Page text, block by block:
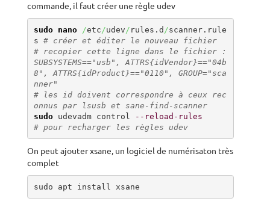
commande, il faut créer une règle udev
sudo nano /etc /udev / rules.d /scanner.rule
s # créer et éditer le nouveau fichier
# recopier cette ligne dans le fichier :
SUBSYSTEMS=="usb", ATTRS{idVendor}=="04b
8", ATTRS{idProduct}=="0110", GROUP="sca
nner"
# les id doivent correspondre à ceux rec
onnus par lsusb et sane-find-scanner
sudo udevadm control
--reload-rules
# pour recharger les règles udev
On peut ajouter xsane, un logiciel de numérisaton très
complet
sudo apt install xsane